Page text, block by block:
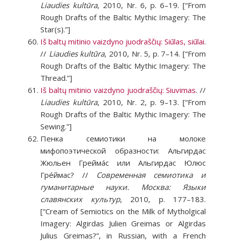
Liaudies kultūra, 2010, Nr. 6, p. 6–19. [“From
Rough Drafts of the Baltic Mythic Imagery: The
Star(s).”]
Iš baltų mitinio vaizdyno juodraščių: Siūlas, siūlai.
// Liaudies kultūra, 2010, Nr. 5, p. 7–14. [“From
Rough Drafts of the Baltic Mythic Imagery: The
Thread.”]
Iš baltų mitinio vaizdyno juodraščių: Siuvimas. //
Liaudies kultūra, 2010, Nr. 2, p. 9–13. [“From
Rough Drafts of the Baltic Mythic Imagery: The
Sewing.”]
Пенка семиотики на молоке
мифопоэтической образности: Альгирдас
Жюльен Греймáс или Альгирдас Юлюс
Грéймас? // Современная семиотика и
гуманитарные науки. Москва: Языки
славянских культур, 2010, p. 177–183.
[“Cream of Semiotics on the Milk of Mytholgical
Imagery: Algirdas Julien Greimas or Algirdas
Julius Greimas?”, in Russian, with a French